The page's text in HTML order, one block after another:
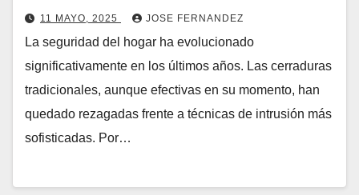
11 MAYO, 2025 JOSE FERNANDEZ
La seguridad del hogar ha evolucionado
significativamente en los últimos años. Las cerraduras
tradicionales, aunque efectivas en su momento, han
quedado rezagadas frente a técnicas de intrusión más
sofisticadas. Por…